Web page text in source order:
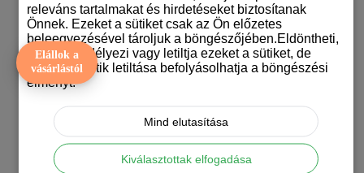
Rottweiler mintás bögre
Schnauzeres bögrék
Shar-pei bögrék
Shiba inu bögrék
Shih-tzu mintás bögrék
Sinka bögrék
Svájci juhászkutyás bögrék
Szálkásszőrű tacskós bögrék
Szamojéd bögrék
Elállok a
vásárlástól
releváns tartalmakat és hirdetéseket biztosítanak
Önnek. Ezeket a sütiket csak az Ön előzetes
beleegyezésével tároljuk a böngészőjében.Eldöntheti,
hogy engedélyezi vagy letiltja ezeket a sütiket, de
bizonyos sütik letiltása befolyásolhatja a böngészési
élményt.
Mind elutasítása
Kiválasztottak elfogadása